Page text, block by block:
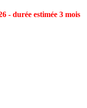
- durée estimée 3 mois